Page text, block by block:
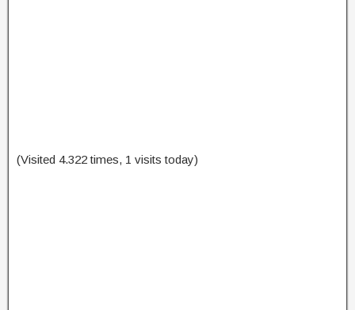
(Visited 4.322 times, 1 visits today)